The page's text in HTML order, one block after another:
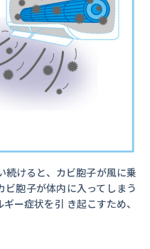
続けると、カビ胞子が風に乗
ビ胞子が体内に入ってしまう
ー症状を引 き起こすため、